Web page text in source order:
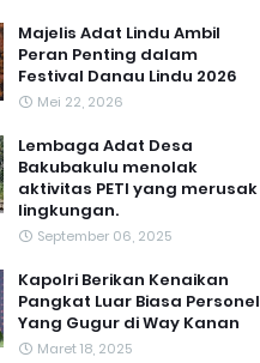
Majelis Adat Lindu Ambil
Peran Penting dalam
Festival Danau Lindu 2026
Mei 22, 2026
Lembaga Adat Desa
Bakubakulu menolak
aktivitas PETI yang merusak
lingkungan.
September 06, 2025
Kapolri Berikan Kenaikan
Pangkat Luar Biasa Personel
Yang Gugur di Way Kanan
Maret 18, 2025